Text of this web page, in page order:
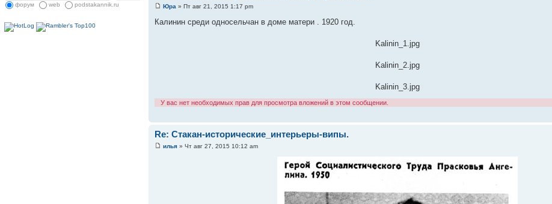
форум web podstakannik.ru Юра » Пт авг 21, 2015 1:17 pm
Калинин среди односельчан в доме матери . 1920 год.
Kalinin_1.jpg
Kalinin_2.jpg
Kalinin_3.jpg
У вас нет необходимых прав для просмотра вложений в этом сообщении.
Re: Стакан-исторические_интерьеры-випы.
илья » Чт авг 27, 2015 10:12 am